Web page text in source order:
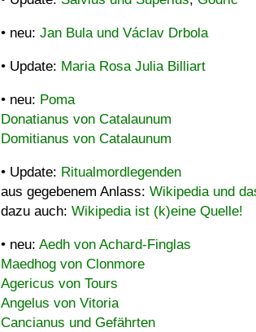
• neu: Jan Bula und Václav Drbola
• Update: Maria Rosa Julia Billiart
• neu: Poma
Donatianus von Catalaunum
Domitianus von Catalaunum
• Update: Ritualmordlegenden
aus gegebenem Anlass: Wikipedia und
dazu auch: Wikipedia ist (k)eine Quelle!
• neu: Aedh von Achard-Finglas
Maedhog von Clonmore
Agericus von Tours
Angelus von Vitoria
Cancianus und Gefährten